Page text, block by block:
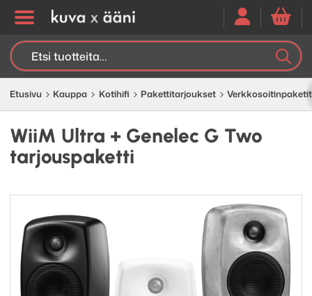
Etsi:
Etusivu Kauppa Kotihifi Paketti­­­tarjoukset Verkko­soitin­­paketit
WiiM Ultra + Genelec G Two
tarjouspaketti